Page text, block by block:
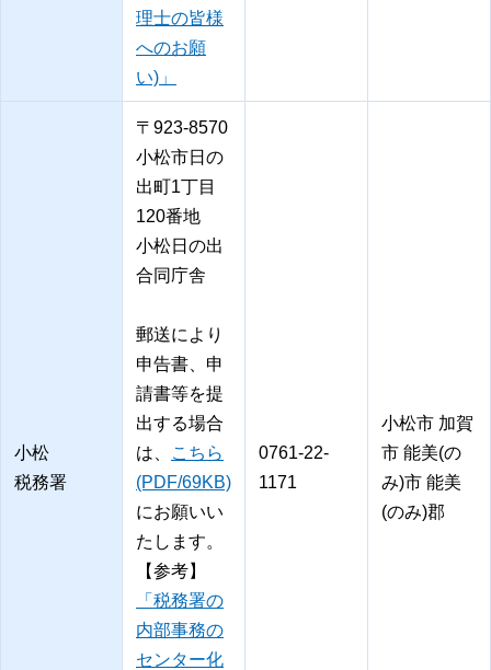
理士の皆様
へのお願
い)」
小松
税務署
〒923-8570
小松市日の
出町1丁目
120番地
小松日の出
合同庁舎
郵送により
申告書、申
請書等を提
出する場合
は、
こちら
(PDF/69KB)
にお願いい
たします。
【参考】
「税務署の
内部事務の
センター化
0761-22-
1171
小松市 加賀
市 能美(の
み)市 能美
(のみ)郡